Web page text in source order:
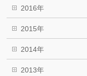
2016年
2015年
2014年
2013年